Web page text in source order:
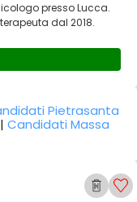
presso Lucca.
dal 2018.
Pietrasanta
|Candidati Massa